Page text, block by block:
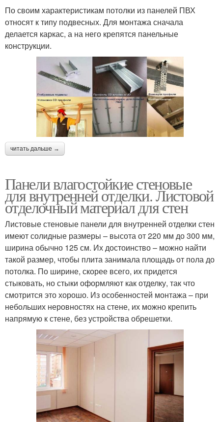
По своим характеристикам потолки из панелей ПВХ
относят к типу подвесных. Для монтажа сначала
делается каркас, а на него крепятся панельные
конструкции.
читать дальше →
Панели влагостойкие стеновые
для внутренней отделки. Листовой
отделочный материал для стен
Листовые стеновые панели для внутренней отделки стен
имеют солидные размеры – высота от 220 мм до 300 мм,
ширина обычно 125 см. Их достоинство – можно найти
такой размер, чтобы плита занимала площадь от пола до
потолка. По ширине, скорее всего, их придется
стыковать, но стыки оформляют как отделку, так что
смотрится это хорошо. Из особенностей монтажа – при
небольших неровностях на стене, их можно крепить
напрямую к стене, без устройства обрешетки.